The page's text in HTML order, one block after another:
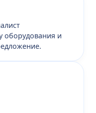
оборудования и